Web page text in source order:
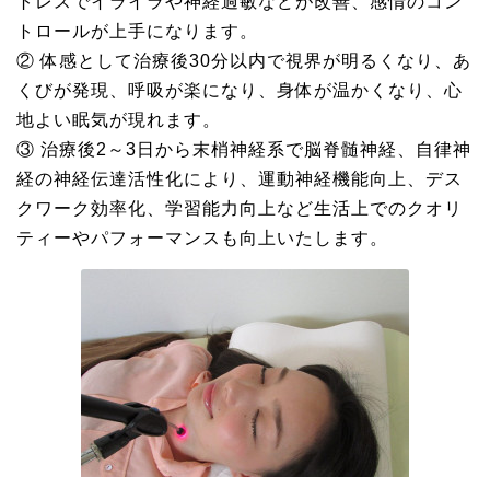
トロールが上手になります。
② 体感として治療後30分以内で視界が明るくなり、あ
くびが発現、呼吸が楽になり、身体が温かくなり、心
地よい眠気が現れます。
③ 治療後2～3日から末梢神経系で脳脊髄神経、自律神
経の神経伝達活性化により、運動神経機能向上、デス
クワーク効率化、学習能力向上など生活上でのクオリ
ティーやパフォーマンスも向上いたします。